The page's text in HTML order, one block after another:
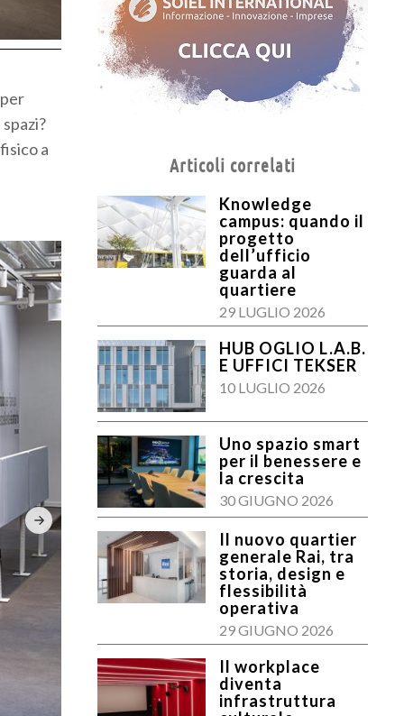
a
Articoli correlati
Knowledge
campus: quando il
progetto
dell’ufficio
guarda al
quartiere
29 LUGLIO 2026
HUB OGLIO L.A.B.
E UFFICI TEKSER
10 LUGLIO 2026
Uno spazio smart
per il benessere e
la crescita
30 GIUGNO 2026
Il nuovo quartier
generale Rai, tra
storia, design e
flessibilità
operativa
29 GIUGNO 2026
Il workplace
diventa
infrastruttura